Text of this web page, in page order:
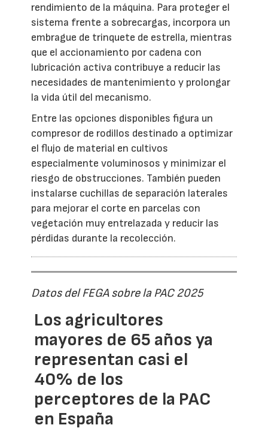
rendimiento de la máquina. Para proteger el
sistema frente a sobrecargas, incorpora un
embrague de trinquete de estrella, mientras
que el accionamiento por cadena con
lubricación activa contribuye a reducir las
necesidades de mantenimiento y prolongar
la vida útil del mecanismo.
Entre las opciones disponibles figura un
compresor de rodillos destinado a optimizar
el flujo de material en cultivos
especialmente voluminosos y minimizar el
riesgo de obstrucciones. También pueden
instalarse cuchillas de separación laterales
para mejorar el corte en parcelas con
vegetación muy entrelazada y reducir las
pérdidas durante la recolección.
Datos del FEGA sobre la PAC 2025
Los agricultores
mayores de 65 años ya
representan casi el
40% de los
perceptores de la PAC
en España